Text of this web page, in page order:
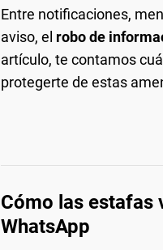
Entre notificaciones,
aviso, el robo de
artículo, te contamos
protegerte de estas
Cómo las estafas
WhatsApp